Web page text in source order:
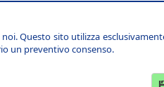
Questo sito utilizza
un preventivo consenso.